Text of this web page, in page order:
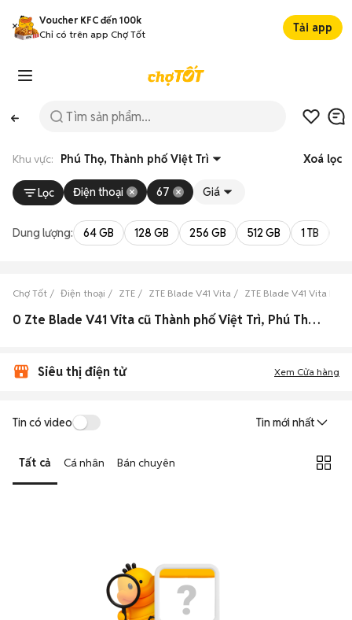
Voucher KFC đến 100k
Chỉ có trên app Chợ Tốt
Tải app
Khu vực: Phú Thọ, Thành phố Việt Trì Xoá lọc
Lọc Điện thoại 67 Giá
Dung lượng: 64 GB 128 GB 256 GB 512 GB 1 TB
Chợ Tốt Điện thoại ZTE ZTE Blade V41 Vita ZTE Blade V41 Vita Phú
0 Zte Blade V41 Vita cũ Thành phố Việt Trì, Phú Thọ đẹp
Siêu thị điện tử Xem Cửa hàng
Tin có video Tin mới nhất
Tất cả Cá nhân Bán chuyên